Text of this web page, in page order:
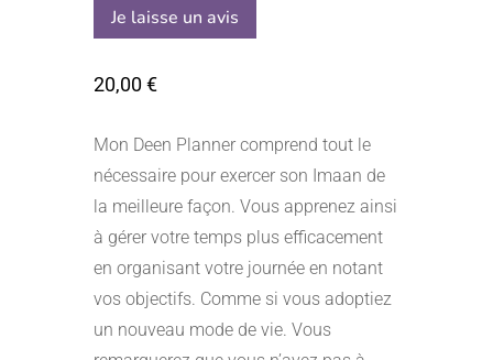
basé sur
notations
client
Je laisse un avis
20,00€
Mon Deen Planner comprend tout le
nécessaire pour exercer son Imaan de
la meilleure façon. Vous apprenez ainsi
à gérer votre temps plus efficacement
en organisant votre journée en notant
vos objectifs. Comme si vous adoptiez
un nouveau mode de vie. Vous